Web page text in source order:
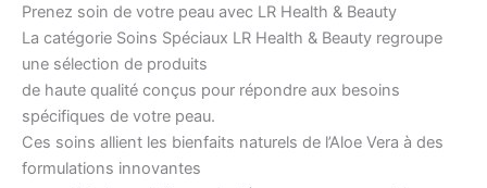
Prenez soin de votre peau avec LR Health & Beauty
La catégorie Soins Spéciaux LR Health & Beauty regroupe
une sélection de produits
de haute qualité conçus pour répondre aux besoins
spécifiques de votre peau.
Ces soins allient les bienfaits naturels de l’Aloe Vera à des
formulations innovantes